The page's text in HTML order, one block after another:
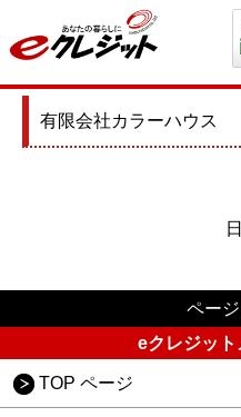
有限会社カラーハウス
ペー
eクレジッ
TOP ページ